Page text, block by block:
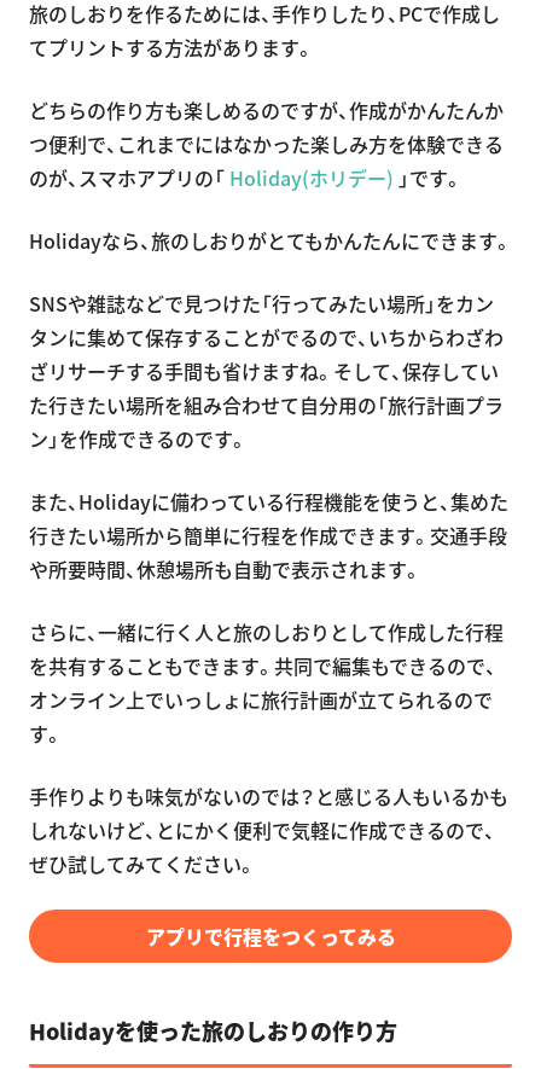
旅のしおりを作るためには、手作りしたり、PCで作成し
てプリントする方法があります。
どちらの作り方も楽しめるのですが、作成がかんたんか
つ便利で、これまでにはなかった楽しみ方を体験できる
のが、スマホアプリの「 Holiday(ホリデー) 」です。
Holidayなら、旅のしおりがとてもかんたんにできます。
SNSや雑誌などで見つけた「行ってみたい場所」をカン
タンに集めて保存することがでるので、いちからわざわ
ざリサーチする手間も省けますね。そして、保存してい
た行きたい場所を組み合わせて自分用の「旅行計画プラ
ン」を作成できるのです。
また、Holidayに備わっている行程機能を使うと、集めた
行きたい場所から簡単に行程を作成できます。交通手段
や所要時間、休憩場所も自動で表示されます。
さらに、一緒に行く人と旅のしおりとして作成した行程
を共有することもできます。共同で編集もできるので、
オンライン上でいっしょに旅行計画が立てられるので
す。
手作りよりも味気がないのでは？と感じる人もいるかも
しれないけど、とにかく便利で気軽に作成できるので、
ぜひ試してみてください。
アプリで行程をつくってみる
Holidayを使った旅のしおりの作り方